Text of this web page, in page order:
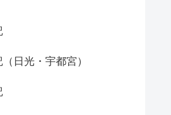
日光・宇都宮）